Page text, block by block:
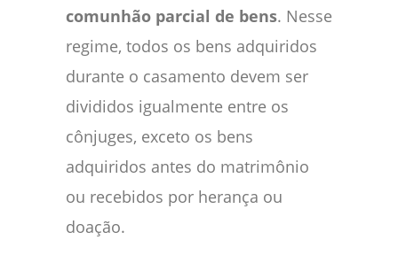
comunhão parcial de bens. Nesse
regime, todos os bens adquiridos
durante o casamento devem ser
divididos igualmente entre os
cônjuges, exceto os bens
adquiridos antes do matrimônio
ou recebidos por herança ou
doação.